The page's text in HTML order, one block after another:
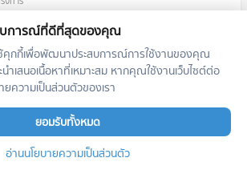
(ดิ แอดเดรส สาทร)
ไพร์ม สาทร ดูเพล็กซ์ วิวสวย วิวแม่น้ำ BTS-
เขต สาทร กรุงเทพ CX-162198 ✅ ทักไลน์
ตอบทันที ทีมงานมืออาชีพ ✅
2
30,000บาท/เดือน
09/08/2026 13:30:00
สบการณ์ที่ดีที่สุดของคุณ
คุกกี้เพื่อพัฒนาประสบการณ์การใช้งานของคุณ
นำเสนอเนื้อหาที่เหมาะสม หากคุณใช้งานเว็บไซต์ต่อ
ความเป็นส่วนตัวของเรา
ยอมรับทั้งหมด
อ่านนโยบายความเป็นส่วนตัว